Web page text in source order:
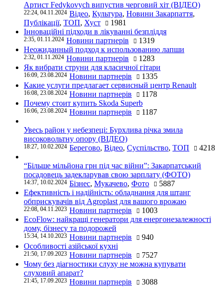
Артист Fedykovych випустив черговий хіт (ВІДЕО)
22:24, 04.11.2024 Відео, Культура, Новини Закарпаття,
Публікації, ТОП, Хуст
1981
Інноваційні підходи в лікуванні безпліддя
2:35, 01.11.2024 Новини партнерів
1319
Неожиданный подход к использованию лапши
2:32, 01.11.2024 Новини партнерів
1283
Як вибрати струни для класичної гітари
16:09, 23.08.2024 Новини партнерів
1335
Какие услуги предлагает сервисный центр Renault
16:08, 23.08.2024 Новини партнерів
1178
Почему стоит купить Skoda Superb
16:06, 23.08.2024 Новини партнерів 1187
Увесь район у небезпеці: Бурхлива річка змила
високовольтну опору (ВІДЕО)
18:27, 10.02.2024 Берегово, Відео, Суспільство, ТОП 4218
“Більше мільйона грн під час війни”: Закарпатський
посадовець задекларував свою зарплату (ФОТО)
14:37, 10.02.2024 Бізнес, Мукачево, Фото
5887
Ефективність і надійність: обладнання для штанг
обприскувачів від Agroplast для вашого врожаю
22:08, 04.11.2023 Новини партнерів
1003
EcoFlow: найкращі генератори для енергонезалежності
дому, бізнесу та подорожей
15:34, 14.10.2023 Новини партнерів
940
Особливості азійської кухні
21:50, 17.09.2023 Новини партнерів
7527
Чому без діагностики слуху не можна купувати
слуховий апарат?
21:45, 17.09.2023 Новини партнерів 3088